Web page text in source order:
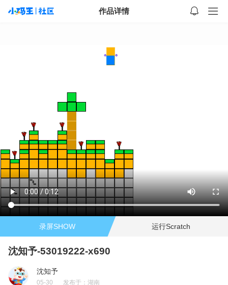
作品详情
录屏SHOW 运行Scratch
沈知予-53019222-x690
沈知予
05-30 发布于： 湖南